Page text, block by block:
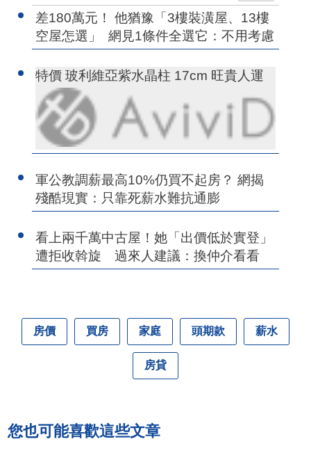
差180萬元！ 他猶豫「3樓裝潢屋、13樓
空屋怎選」 網見1條件全選它：不用考慮
特價 玻利維亞紫水晶柱 17cm 旺貴人運
軍公教調薪最高10%仍買不起房？ 網揭
殘酷現實：只靠死薪水難抗通膨
看上兩千萬中古屋！她「出價低於實登」
遭拒收斡旋 過來人建議：換仲介看看
房價 買房 家庭 頭期款 薪水
房貸
您也可能喜歡這些文章